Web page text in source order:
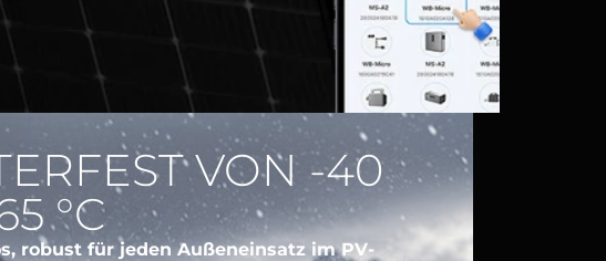
VON -40
°C
robust für jeden Außeneinsatz im PV-